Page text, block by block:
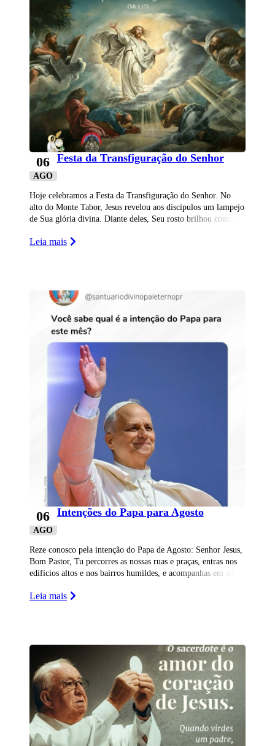
06
AGO
Festa da Transfiguração do Senhor
Hoje celebramos a Festa da Transfiguração do Senhor. No
alto do Monte Tabor, Jesus revelou aos discípulos um lampejo
de Sua glória divina. Diante deles, Seu rosto brilhou como o
Leia mais
06
AGO
Intenções do Papa para Agosto
Reze conosco pela intenção do Papa de Agosto: Senhor Jesus,
Bom Pastor, Tu percorres as nossas ruas e praças, entras nos
edifícios altos e nos bairros humildes, e acompanhas em sil�
Leia mais